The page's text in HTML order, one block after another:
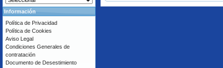
Información
Política de Privacidad
Política de Cookies
Aviso Legal
Condiciones Generales de
contratación
Documento de Desestimiento